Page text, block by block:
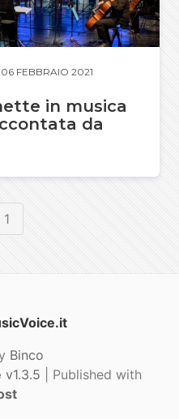
06 FEBBRAIO 2021
in musica
da
Binco
v1.3.5 | Published with